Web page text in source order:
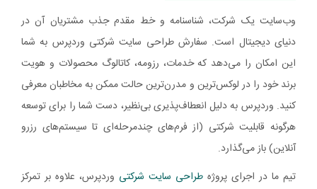
وب‌سایت یک شرکت، شناسنامه و خط مقدم جذب مشتریان آن در
دنیای دیجیتال است. سفارش طراحی سایت شرکتی وردپرس به شما
این امکان را می‌دهد که خدمات، رزومه، کاتالوگ محصولات و هویت
برند خود را در لوکس‌ترین و مدرن‌ترین حالت ممکن به مخاطبان معرفی
کنید. وردپرس به دلیل انعطاف‌پذیری بی‌نظیر، دست شما را برای توسعه
هرگونه قابلیت شرکتی (از فرم‌های چندمرحله‌ای تا سیستم‌های رزرو
آنلاین) باز می‌گذارد.
تیم ما در اجرای پروژه طراحی سایت شرکتی وردپرس، علاوه بر تمرکز